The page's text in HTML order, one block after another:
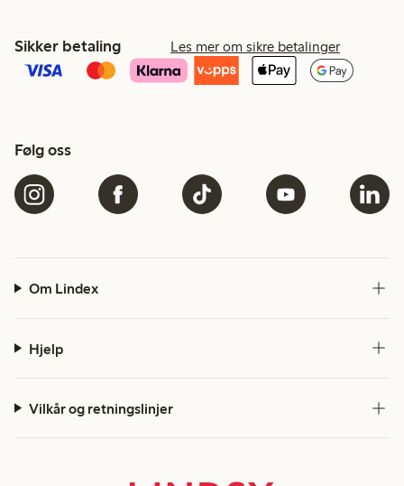
Sikker betaling Les mer om sikre betalinger
Følg oss
Om Lindex
Hjelp
Vilkår og retningslinjer